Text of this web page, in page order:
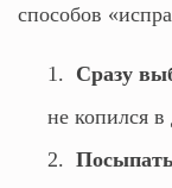
способов
Сразу
не копился в